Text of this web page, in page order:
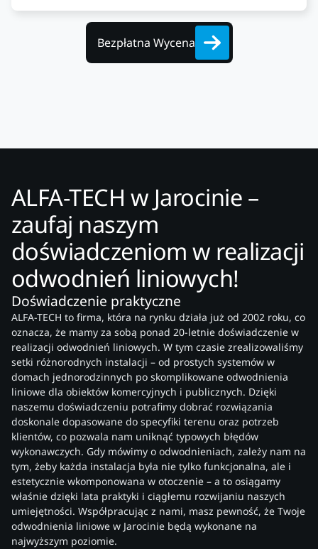
Bezpłatna Wycena
ALFA-TECH w Jarocinie –
zaufaj naszym
doświadczeniom w realizacji
odwodnień liniowych!
Doświadczenie praktyczne
ALFA-TECH to firma, która na rynku działa już od 2002 roku, co
oznacza, że mamy za sobą ponad 20-letnie doświadczenie w
realizacji odwodnień liniowych. W tym czasie zrealizowaliśmy
setki różnorodnych instalacji – od prostych systemów w
domach jednorodzinnych po skomplikowane odwodnienia
liniowe dla obiektów komercyjnych i publicznych. Dzięki
naszemu doświadczeniu potrafimy dobrać rozwiązania
doskonale dopasowane do specyfiki terenu oraz potrzeb
klientów, co pozwala nam uniknąć typowych błędów
wykonawczych. Gdy mówimy o odwodnieniach, zależy nam na
tym, żeby każda instalacja była nie tylko funkcjonalna, ale i
estetycznie wkomponowana w otoczenie – a to osiągamy
właśnie dzięki lata praktyki i ciągłemu rozwijaniu naszych
umiejętności. Współpracując z nami, masz pewność, że Twoje
odwodnienia liniowe w Jarocinie będą wykonane na
najwyższym poziomie.